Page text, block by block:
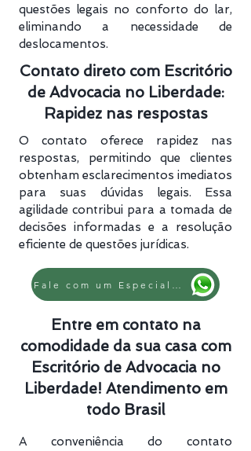
questões legais no conforto do lar,
eliminando a necessidade de
deslocamentos.
Contato direto com Escritório
de Advocacia no Liberdade:
Rapidez nas respostas
O contato oferece rapidez nas
respostas, permitindo que clientes
obtenham esclarecimentos imediatos
para suas dúvidas legais. Essa
agilidade contribui para a tomada de
decisões informadas e a resolução
eficiente de questões jurídicas.
Entre em contato na
comodidade da sua casa com
Escritório de Advocacia no
Liberdade! Atendimento em
todo Brasil
A conveniência do contato